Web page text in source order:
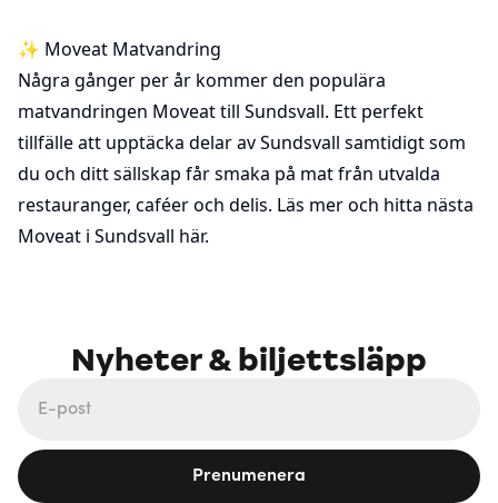
✨ Moveat Matvandring
Några gånger per år kommer den populära
matvandringen Moveat till Sundsvall. Ett perfekt
tillfälle att upptäcka delar av Sundsvall samtidigt som
du och ditt sällskap får smaka på mat från utvalda
restauranger, caféer och delis. Läs mer och hitta nästa
Moveat i Sundsvall här.
Nyheter & biljettsläpp
Prenumenera